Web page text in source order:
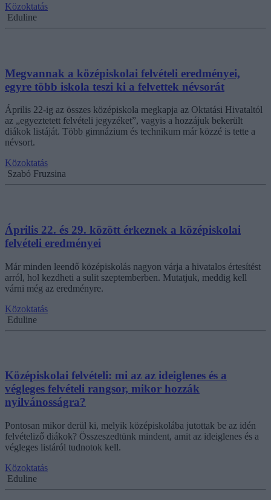
Közoktatás
Eduline
Megvannak a középiskolai felvételi eredményei,
egyre több iskola teszi ki a felvettek névsorát
Április 22-ig az összes középiskola megkapja az Oktatási Hivataltól
az „egyeztetett felvételi jegyzéket”, vagyis a hozzájuk bekerült
diákok listáját. Több gimnázium és technikum már közzé is tette a
névsort.
Közoktatás
Szabó Fruzsina
Április 22. és 29. között érkeznek a középiskolai
felvételi eredményei
Már minden leendő középiskolás nagyon várja a hivatalos értesítést
arról, hol kezdheti a sulit szeptemberben. Mutatjuk, meddig kell
várni még az eredményre.
Közoktatás
Eduline
Középiskolai felvételi: mi az az ideiglenes és a
végleges felvételi rangsor, mikor hozzák
nyilvánosságra?
Pontosan mikor derül ki, melyik középiskolába jutottak be az idén
felvételiző diákok? Összeszedtünk mindent, amit az ideiglenes és a
végleges listáról tudnotok kell.
Közoktatás
Eduline